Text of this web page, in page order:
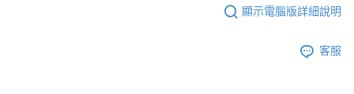
顯示電腦版詳細說明
客服